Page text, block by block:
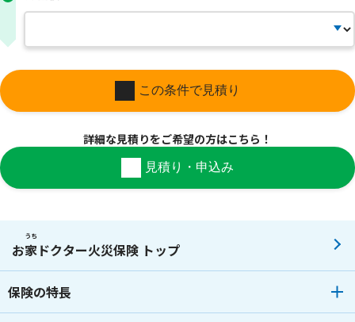
この条件で見積り
詳細な見積りをご希望の方はこちら！
見積り・申込み
お家
うち
ドクター火災保険 トップ
保険の特長